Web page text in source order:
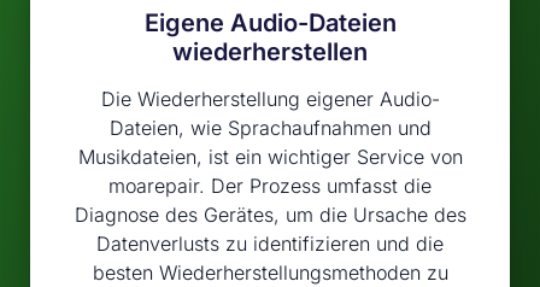
Eigene Audio-Dateien
wiederherstellen
Die Wiederherstellung eigener Audio-
Dateien, wie Sprachaufnahmen und
Musikdateien, ist ein wichtiger Service von
moarepair. Der Prozess umfasst die
Diagnose des Gerätes, um die Ursache des
Datenverlusts zu identifizieren und die
besten Wiederherstellungsmethoden zu